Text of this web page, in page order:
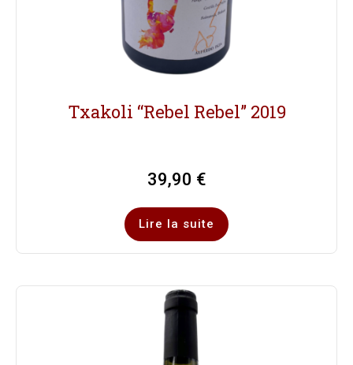
Txakoli “Rebel Rebel” 2019
39,90 €
Lire la suite